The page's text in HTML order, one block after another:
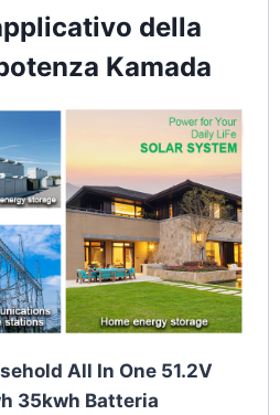
della
Kamada
All In One 51.2V
35kwh Batteria